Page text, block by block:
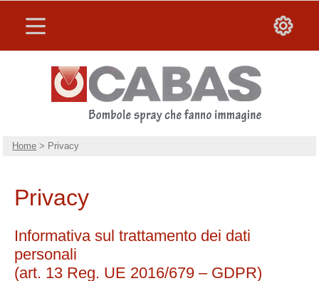
Home > Privacy
Privacy
Informativa sul trattamento dei dati
personali
(art. 13 Reg. UE 2016/679 – GDPR)